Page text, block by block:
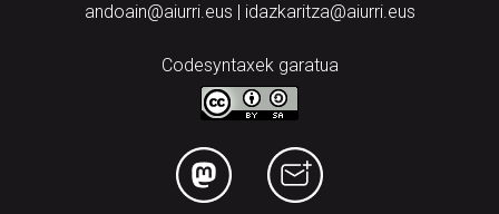
andoain@aiurri.eus | idazkaritza@aiurri.eus
Codesyntaxek garatua